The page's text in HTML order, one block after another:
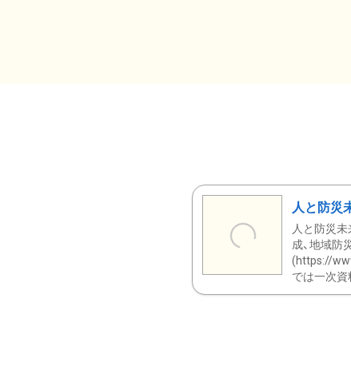
人と防災
人と防災
成、地域防
(https://
では一次資